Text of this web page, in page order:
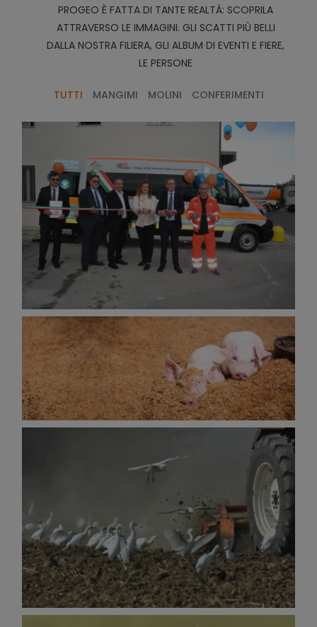
PROGEO È FATTA DI TANTE REALTÀ: SCOPRILA
ATTRAVERSO LE IMMAGINI. GLI SCATTI PIÙ BELLI
DALLA NOSTRA FILIERA, GLI ALBUM DI EVENTI E FIERE,
LE PERSONE
TUTTI MANGIMI MOLINI CONFERIMENTI